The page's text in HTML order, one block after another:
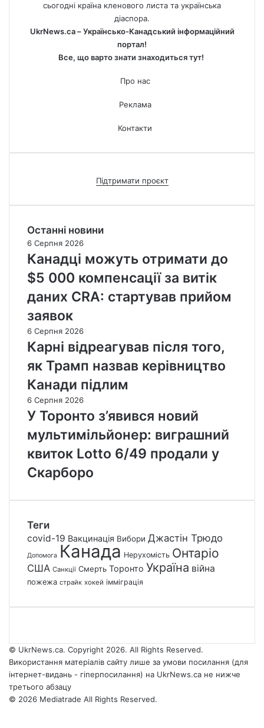
сьогодні країна кленового листа та українська
діаспора.
UkrNews.ca – Українсько-Канадський інформаційний
портал!
Все, що варто знати знаходиться тут!
Про нас
Реклама
Контакти
Підтримати проєкт
Останні новини
6 Серпня 2026
Канадці можуть отримати до
$5 000 компенсації за витік
даних CRA: стартував прийом
заявок
6 Серпня 2026
Карні відреагував після того,
як Трамп назвав керівництво
Канади підлим
6 Серпня 2026
У Торонто з’явився новий
мультимільйонер: виграшний
квиток Lotto 6/49 продали у
Скарборо
Теги
covid-19 Вакцинація Вибори Джастін Трюдо
Допомога Канада Нерухомість Онтаріо
США Санкції Смерть Торонто Україна війна
пожежа страйк хокей імміграція
© UkrNews.ca. Copyright 2026. All Rights Reserved.
Використання матеріалів сайту лише за умови посилання (для
інтернет-видань - гіперпосилання) на UkrNews.ca не нижче
третього абзацу
© 2026 Mediatrade All Rights Reserved.